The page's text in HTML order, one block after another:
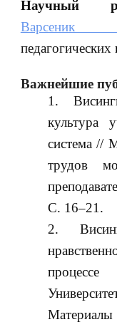
Научный
Варсеник
педагогических
Важнейшие
культура
система //
трудов
С. 16‒21.
Материалы